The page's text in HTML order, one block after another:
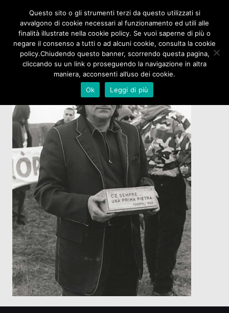
Questo sito o gli strumenti terzi da questo utilizzati si
avvalgono di cookie necessari al funzionamento ed utili alle
finalità illustrate nella cookie policy. Se vuoi saperne di più o
negare il consenso a tutti o ad alcuni cookie, consulta la cookie
policy.Chiudendo questo banner, scorrendo questa pagina,
cliccando su un link o proseguendo la navigazione in altra
maniera, acconsenti all’uso dei cookie.
Ok
Leggi di più